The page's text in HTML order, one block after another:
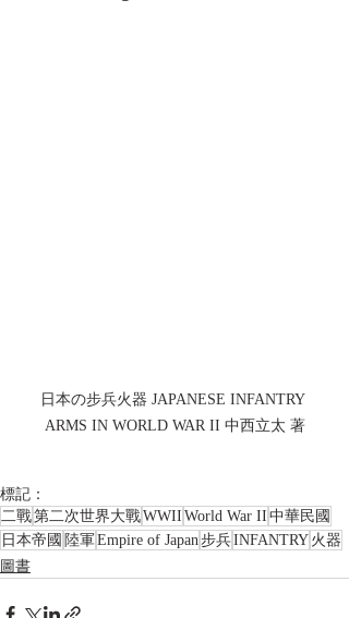
日本の步兵火器 JAPANESE INFANTRY
ARMS IN WORLD WAR II 中西立太 著
標記：
二戰第二次世界大戰WWII World War II 中華民國
日本帝國 陸軍Empire of Japan 步兵INFANTRY 火器
圖書